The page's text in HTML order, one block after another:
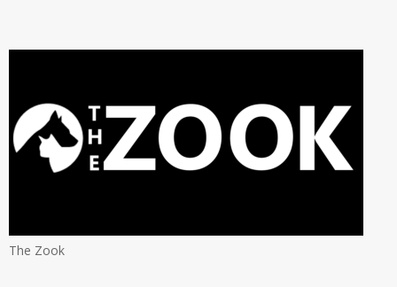
The Zook